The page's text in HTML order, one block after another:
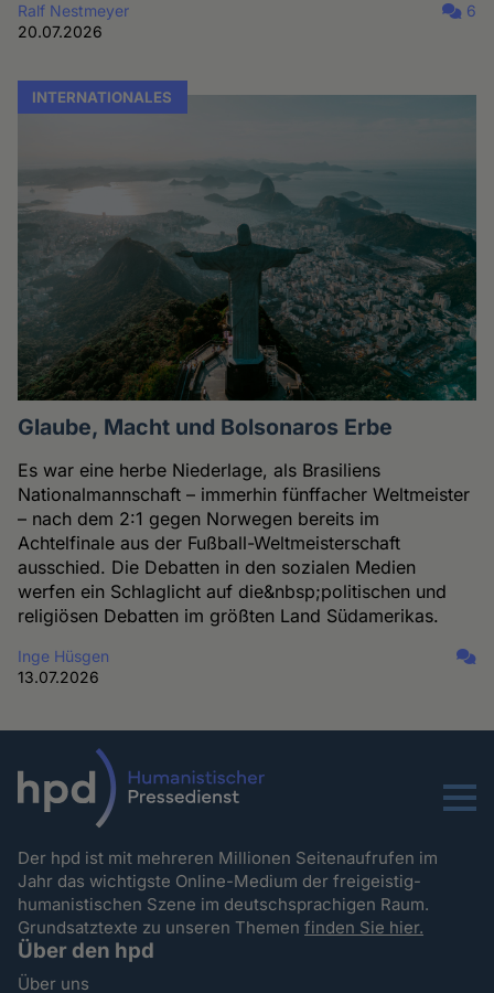
Ralf Nestmeyer
20.07.2026
6
INTERNATIONALES
Glaube, Macht und Bolsonaros Erbe
Es war eine herbe Niederlage, als Brasiliens
Nationalmannschaft – immerhin fünffacher Weltmeister
– nach dem 2:1 gegen Norwegen bereits im
Achtelfinale aus der Fußball-Weltmeisterschaft
ausschied. Die Debatten in den sozialen Medien
werfen ein Schlaglicht auf die&nbsp;politischen und
religiösen Debatten im größten Land Südamerikas.
Inge Hüsgen
13.07.2026
Menu
Der hpd ist mit mehreren Millionen Seitenaufrufen im
Jahr das wichtigste Online-Medium der freigeistig-
humanistischen Szene im deutschsprachigen Raum.
Grundsatztexte zu unseren Themenfinden Sie hier.
Über den hpd
Über uns